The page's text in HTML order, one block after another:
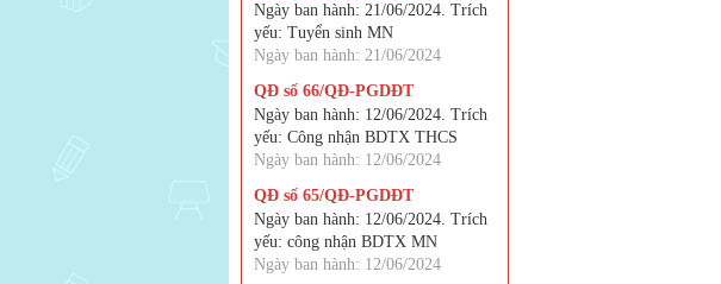
Ngày ban hành: 21/06/2024. Trích
yếu: Tuyển sinh MN
Ngày ban hành: 21/06/2024
QĐ số 66/QĐ-PGDĐT
Ngày ban hành: 12/06/2024. Trích
yếu: Công nhận BDTX THCS
Ngày ban hành: 12/06/2024
QĐ số 65/QĐ-PGDĐT
Ngày ban hành: 12/06/2024. Trích
yếu: công nhận BDTX MN
Ngày ban hành: 12/06/2024